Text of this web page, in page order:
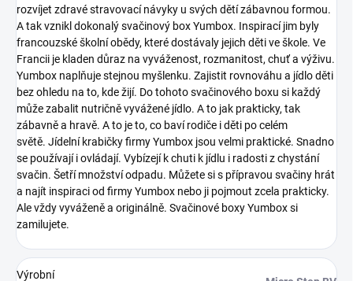
rozvíjet zdravé stravovací návyky u svých dětí zábavnou formou.
A tak vznikl dokonalý svačinový box Yumbox. Inspirací jim byly
francouzské školní obědy, které dostávaly jejich děti ve škole. Ve
Francii je kladen důraz na vyváženost, rozmanitost, chuť a výživu.
Yumbox naplňuje stejnou myšlenku. Zajistit rovnováhu a jídlo děti
bez ohledu na to, kde žijí. Do tohoto svačinového boxu si každý
může zabalit nutričně vyvážené jídlo. A to jak prakticky, tak
zábavně a hravě. A to je to, co baví rodiče i děti po celém
světě. Jídelní krabičky firmy Yumbox jsou velmi praktické. Snadno
se používají i ovládají. Vybízejí k chuti k jídlu i radosti z chystání
svačin. Šetří množství odpadu. Můžete si s přípravou svačiny hrát
a najít inspiraci od firmy Yumbox nebo ji pojmout zcela prakticky.
Ale vždy vyváženě a originálně. Svačinové boxy Yumbox si
zamilujete.
Výrobní